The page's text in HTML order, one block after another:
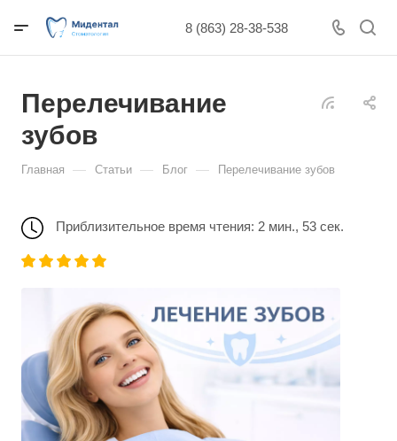
8 (863) 28-38-538
Перелечивание
зубов
Главная — Статьи — Блог — Перелечивание зубов
Приблизительное время чтения: 2 мин., 53 сек.